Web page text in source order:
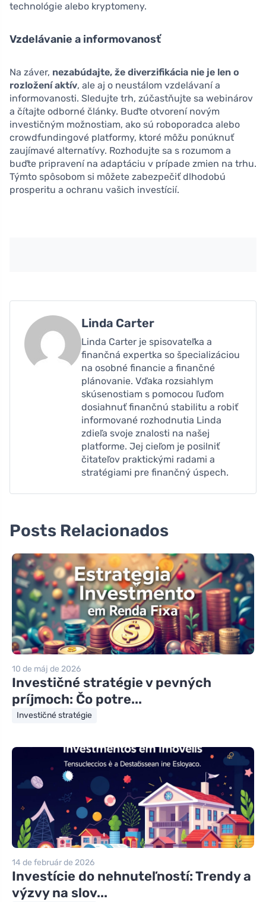
technológie alebo kryptomeny.
Vzdelávanie a informovanosť
Na záver, nezabúdajte, že diverzifikácia nie je len o
rozložení aktív, ale aj o neustálom vzdelávaní a
informovanosti. Sledujte trh, zúčastňujte sa webinárov
a čítajte odborné články. Buďte otvorení novým
investičným možnostiam, ako sú roboporadca alebo
crowdfundingové platformy, ktoré môžu ponúknuť
zaujímavé alternatívy. Rozhodujte sa s rozumom a
buďte pripravení na adaptáciu v prípade zmien na trhu.
Týmto spôsobom si môžete zabezpečiť dlhodobú
prosperitu a ochranu vašich investícií.
Linda Carter
Linda Carter je spisovateľka a
finančná expertka so špecializáciou
na osobné financie a finančné
plánovanie. Vďaka rozsiahlym
skúsenostiam s pomocou ľuďom
dosiahnuť finančnú stabilitu a robiť
informované rozhodnutia Linda
zdieľa svoje znalosti na našej
platforme. Jej cieľom je posilniť
čitateľov praktickými radami a
stratégiami pre finančný úspech.
Posts Relacionados
10 de máj de 2026
Investičné stratégie v pevných
príjmoch: Čo potre...
Investičné stratégie
14 de február de 2026
Investície do nehnuteľností: Trendy a
výzvy na slov...